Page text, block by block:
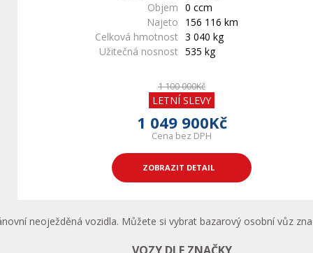
Objem 0 ccm
Najeto
156 116 km
Celková hmotnost 3 040 kg
Užitečná nosnost 535 kg
1 100 000Kč
LETNÍ SLEVY
1 049 900Kč
Cena bez DPH
ZOBRAZIT DETAIL
neoježděná vozidla. Můžete si vybrat bazarový osobní vůz